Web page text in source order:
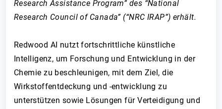
Research Assistance Program” des “National
Research Council of Canada” (“NRC IRAP”) erhält.
Redwood AI nutzt fortschrittliche künstliche
Intelligenz, um Forschung und Entwicklung in der
Chemie zu beschleunigen, mit dem Ziel, die
Wirkstoffentdeckung und -entwicklung zu
unterstützen sowie Lösungen für Verteidigung und